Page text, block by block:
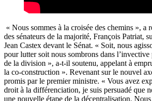
« Nous sommes à la croisée des chemins », a
des sénateurs de la majorité, François Patriat,
Jean Castex devant le Sénat. « Soit, nous
pour lutter soit nous sombrons dans l’invective
de la division », a-t-il soutenu, appelant à
la co-construction ». Revenant sur le nouvel
promis par le premier ministre. « Vous avez
droit à la différenciation, je suis persuadé que
une nouvelle étape de la décentralisation.